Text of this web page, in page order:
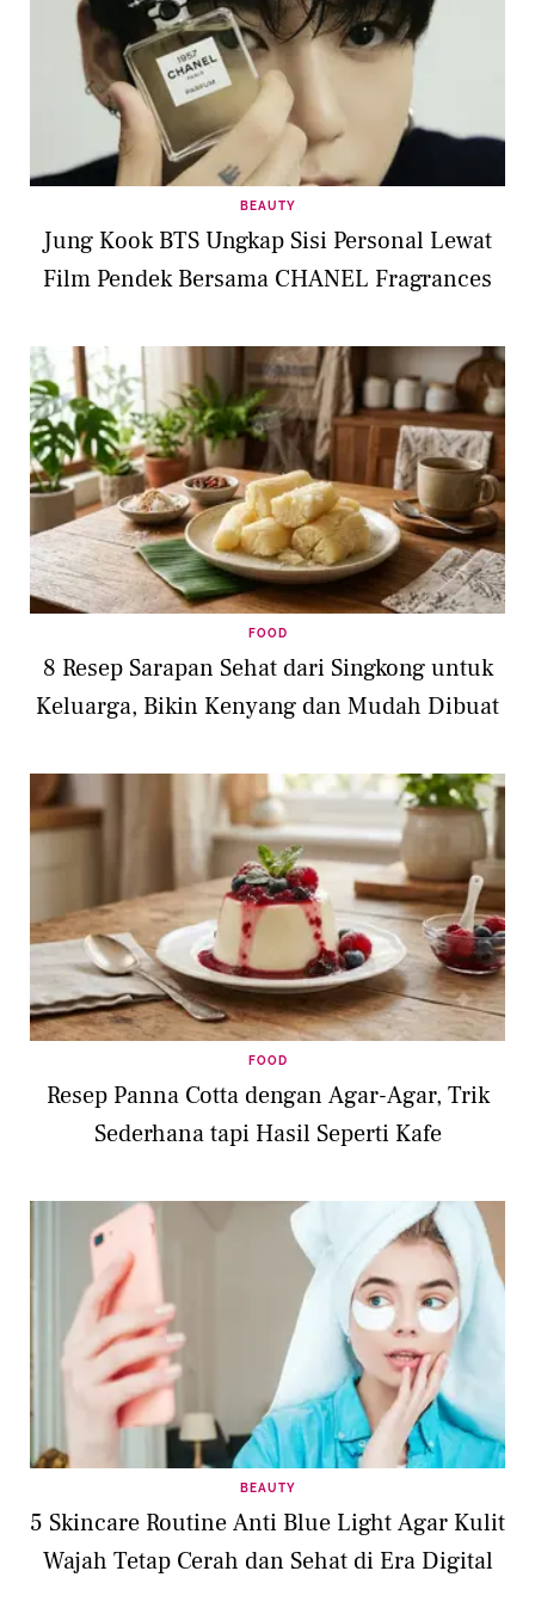
BEAUTY
Jung Kook BTS Ungkap Sisi Personal Lewat
Film Pendek Bersama CHANEL Fragrances
FOOD
8 Resep Sarapan Sehat dari Singkong untuk
Keluarga, Bikin Kenyang dan Mudah Dibuat
FOOD
Resep Panna Cotta dengan Agar-Agar, Trik
Sederhana tapi Hasil Seperti Kafe
BEAUTY
5 Skincare Routine Anti Blue Light Agar Kulit
Wajah Tetap Cerah dan Sehat di Era Digital